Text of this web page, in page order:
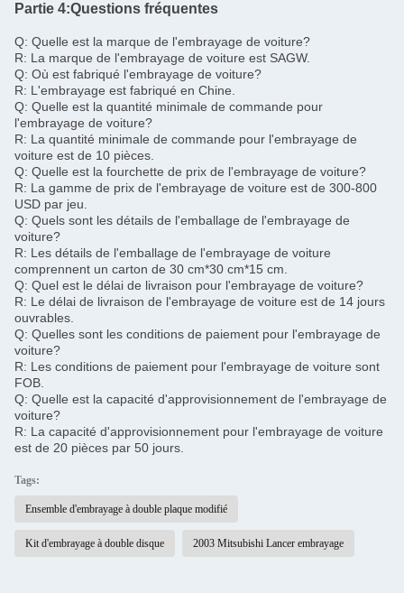
Partie 4:Questions fréquentes
Q: Quelle est la marque de l'embrayage de voiture?
R: La marque de l'embrayage de voiture est SAGW.
Q: Où est fabriqué l'embrayage de voiture?
R: L'embrayage est fabriqué en Chine.
Q: Quelle est la quantité minimale de commande pour
l'embrayage de voiture?
R: La quantité minimale de commande pour l'embrayage de
voiture est de 10 pièces.
Q: Quelle est la fourchette de prix de l'embrayage de voiture?
R: La gamme de prix de l'embrayage de voiture est de 300-800
USD par jeu.
Q: Quels sont les détails de l'emballage de l'embrayage de
voiture?
R: Les détails de l'emballage de l'embrayage de voiture
comprennent un carton de 30 cm*30 cm*15 cm.
Q: Quel est le délai de livraison pour l'embrayage de voiture?
R: Le délai de livraison de l'embrayage de voiture est de 14 jours
ouvrables.
Q: Quelles sont les conditions de paiement pour l'embrayage de
voiture?
R: Les conditions de paiement pour l'embrayage de voiture sont
FOB.
Q: Quelle est la capacité d'approvisionnement de l'embrayage de
voiture?
R: La capacité d'approvisionnement pour l'embrayage de voiture
est de 20 pièces par 50 jours.
Tags:
Ensemble d'embrayage à double plaque modifié
Kit d'embrayage à double disque 2003 Mitsubishi Lancer embrayage